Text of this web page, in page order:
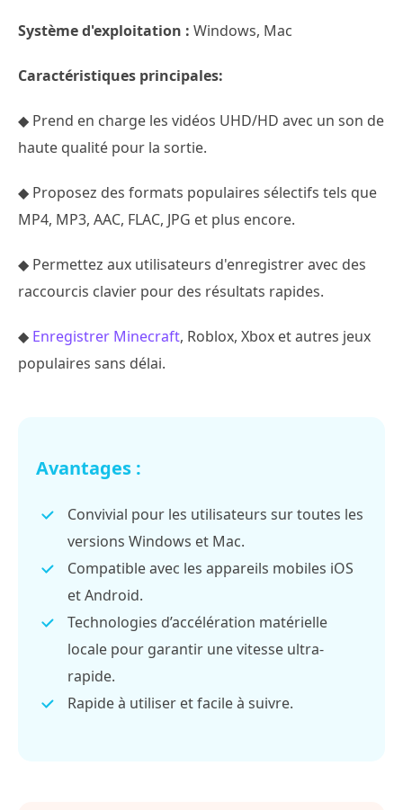
Système d'exploitation : Windows, Mac
Caractéristiques principales:
◆ Prend en charge les vidéos UHD/HD avec un son de
haute qualité pour la sortie.
◆ Proposez des formats populaires sélectifs tels que
MP4, MP3, AAC, FLAC, JPG et plus encore.
◆ Permettez aux utilisateurs d'enregistrer avec des
raccourcis clavier pour des résultats rapides.
◆ Enregistrer Minecraft, Roblox, Xbox et autres jeux
populaires sans délai.
Avantages :
Convivial pour les utilisateurs sur toutes les
versions Windows et Mac.
Compatible avec les appareils mobiles iOS
et Android.
Technologies d’accélération matérielle
locale pour garantir une vitesse ultra-
rapide.
Rapide à utiliser et facile à suivre.